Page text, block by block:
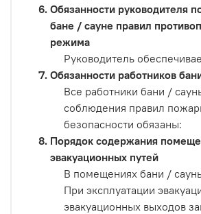
Обязанности руководителя
бане / сауне правил
режима
Руководитель
Обязанности работников
Все работники бани /
соблюдения правил
безопасности обязаны:
Порядок содержания
эвакуационных путей
В помещениях бани /
При эксплуатации
эвакуационных выходов